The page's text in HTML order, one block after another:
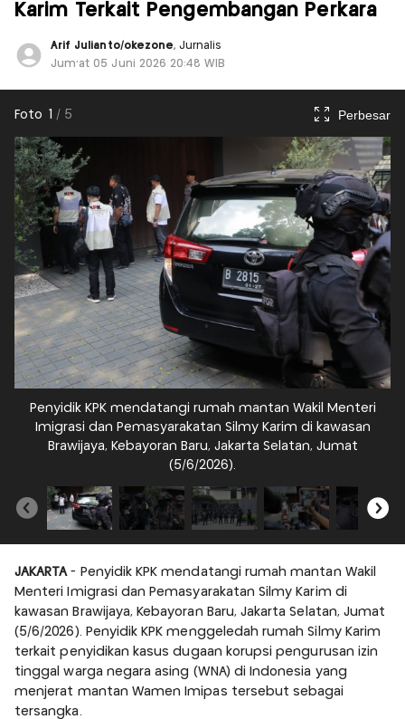
Karim Terkait Pengembangan Perkara
Arif Julianto/okezone, Jurnalis
Jum'at 05 Juni 2026 20:48 WIB
Foto 1 / 5 Perbesar
Penyidik KPK mendatangi rumah mantan Wakil Menteri
Imigrasi dan Pemasyarakatan Silmy Karim di kawasan
Brawijaya, Kebayoran Baru, Jakarta Selatan, Jumat
(5/6/2026).
JAKARTA - Penyidik KPK mendatangi rumah mantan Wakil
Menteri Imigrasi dan Pemasyarakatan Silmy Karim di
kawasan Brawijaya, Kebayoran Baru, Jakarta Selatan, Jumat
(5/6/2026). Penyidik KPK menggeledah rumah Silmy Karim
terkait penyidikan kasus dugaan korupsi pengurusan izin
tinggal warga negara asing (WNA) di Indonesia yang
menjerat mantan Wamen Imipas tersebut sebagai
tersangka.